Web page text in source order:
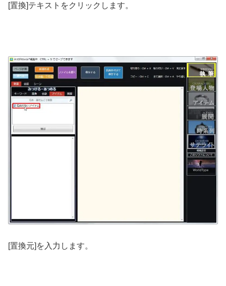
[置換]テキストをクリックします。
[置換元]を入力します。